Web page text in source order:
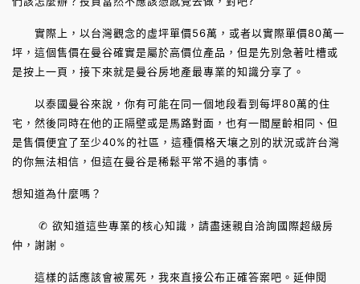
實際上，以台灣觀念的虛坪單價56萬，或者以實際單價80萬一
坪，這個售價在曼谷確實是屬於高價位產品，但是先別急著吐槽或
是按上一頁，接下來就是曼谷房地產最專業的知識分享了。
以泰國曼谷來說，你有可能在同一個地段看到每坪80萬的住
宅，然後同時在他的正隔壁或是馬路對面，也有一間屋齡相同、但
是售價便宜了至少40%的社區，這種價格天壤之別的狀況或許台灣
的你無法相信，但這在曼谷是稀鬆平常不過的事情。
想知道為什麼嗎？
✆ 欲知道這些專業的核心知識，請盡速親自洽詢國際超級房
仲，謝謝。
這樣的話應該會被罵死，我來直接公布正確答案吧。延伸閱